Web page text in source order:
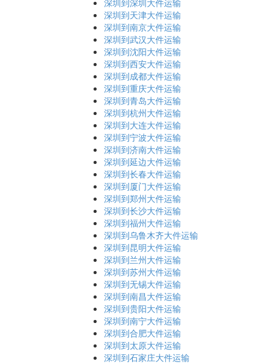
深圳到深圳大件运输
深圳到天津大件运输
深圳到南京大件运输
深圳到武汉大件运输
深圳到沈阳大件运输
深圳到西安大件运输
深圳到成都大件运输
深圳到重庆大件运输
深圳到青岛大件运输
深圳到杭州大件运输
深圳到大连大件运输
深圳到宁波大件运输
深圳到济南大件运输
深圳到延边大件运输
深圳到长春大件运输
深圳到厦门大件运输
深圳到郑州大件运输
深圳到长沙大件运输
深圳到福州大件运输
深圳到乌鲁木齐大件运输
深圳到昆明大件运输
深圳到兰州大件运输
深圳到苏州大件运输
深圳到无锡大件运输
深圳到南昌大件运输
深圳到贵阳大件运输
深圳到南宁大件运输
深圳到合肥大件运输
深圳到太原大件运输
深圳到石家庄大件运输